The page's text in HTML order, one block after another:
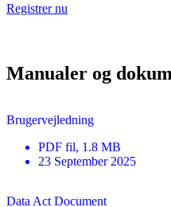
Registrer nu
Manualer og
Brugervejledning
PDF fil, 1.8 MB
23 September 2025
Data Act Document